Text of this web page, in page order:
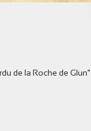
de la Roche de Glun"